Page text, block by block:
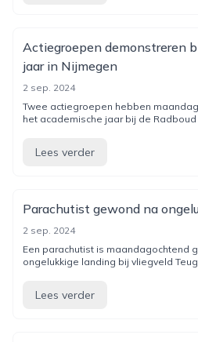
Actiegroepen demonstreren
jaar in Nijmegen
2 sep. 2024
Twee actiegroepen hebben
het academische jaar bij de
Lees verder
Parachutist gewond na
2 sep. 2024
Een parachutist is maandagochtend
ongelukkige landing bij vliegveld
Lees verder